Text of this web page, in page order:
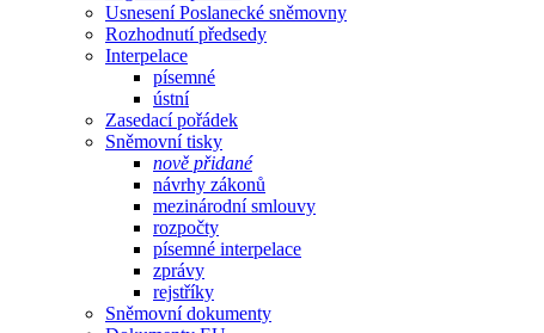
Usnesení Poslanecké sněmovny
Rozhodnutí předsedy
Interpelace
písemné
ústní
Zasedací pořádek
Sněmovní tisky
nově přidané
návrhy zákonů
mezinárodní smlouvy
rozpočty
písemné interpelace
zprávy
rejstříky
Sněmovní dokumenty